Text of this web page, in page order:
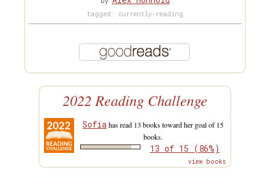
tagged: currently-reading
2022 Reading Challenge
Sofia has read 13 books toward her goal of 15
books.
13 of 15 (86%)
view books